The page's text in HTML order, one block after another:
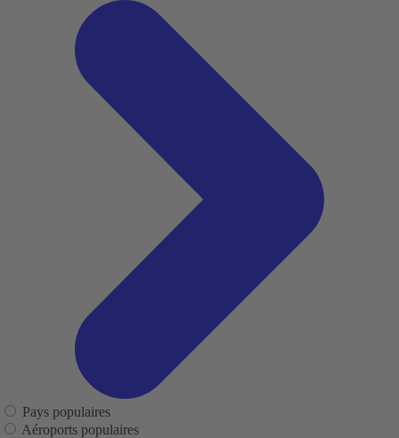
Pays populaires
Aéroports populaires